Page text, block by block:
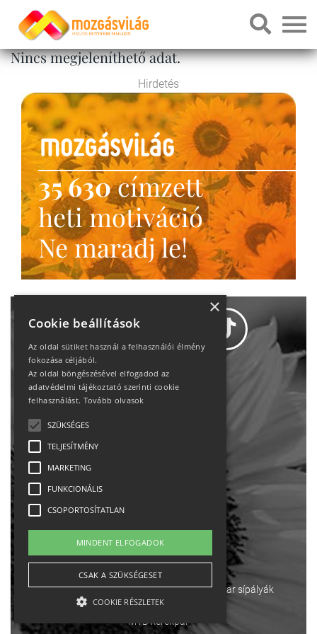
Nincs megjeleníthető adat.
Hirdetés
35 630címzett
heti motiváció
Ne maradj le!
Adatvédelem
Impresszum-kapcsolat
English
Ebike Osztrák sípályák Magyar sípályák
MTB kerékpár
×
Cookie beállítások
Az oldal sütiket használ a felhasználói élmény
fokozása céljából.
Az oldal böngészésével elfogadod az
adatvédelmi tájékoztató szerinti cookie
felhasználást. Tovább olvasok
SZÜKSÉGES
TELJESÍTMÉNY
MARKETING
FUNKCIONÁLIS
CSOPORTOSÍTATLAN
MINDENT ELFOGADOK
CSAK A SZÜKSÉGESET
COOKIE RÉSZLETEK